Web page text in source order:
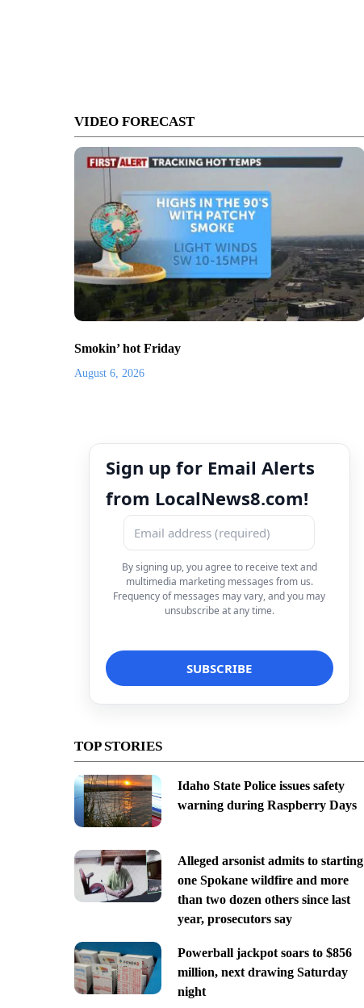
VIDEO FORECAST
Smokin’ hot Friday
August 6, 2026
Sign up for Email Alerts
from LocalNews8.com!
By signing up, you agree to receive text and
multimedia marketing messages from us.
Frequency of messages may vary, and you may
unsubscribe at any time.
TOP STORIES
Idaho State Police issues safety
warning during Raspberry Days
Alleged arsonist admits to starting
one Spokane wildfire and more
than two dozen others since last
year, prosecutors say
Powerball jackpot soars to $856
million, next drawing Saturday
night